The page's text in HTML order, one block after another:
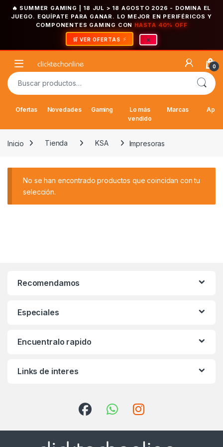
🔥 SUMMER GAMING | 18 JUL > 18 AGOSTO 2026 - DOMINA EL
JUEGO. EQUÍPATE PARA GANAR. LO MEJOR EN PERIFÉRICOS Y
COMPONENTES GAMING CON HASTA 40% OFF
🛒 VER OFERTAS ×
Open 0
Buscar por:
Ofertas Novedades Gaming
Lo más
vendido
Marcas
Inicio Tienda KSA Impresoras
No se han encontrado productos que coincidan con tu
selección.
Recomendamos
Especiales
Encuentralo rapido
Links de interes